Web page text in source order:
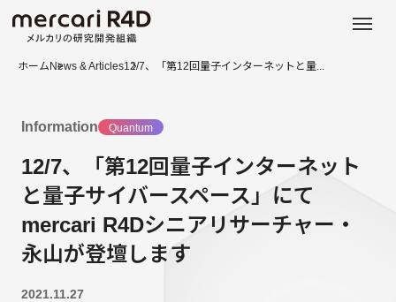
ホーム News & Articles12/7、「第12回量子インターネットと量...
Information Quantum
12/7、「第12回量子インターネット
と量子サイバースペース」にて
mercari R4Dシニアリサーチャー・
永山が登壇します
2021.11.27